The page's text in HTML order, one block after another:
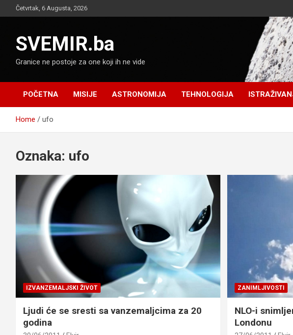
to
Četvrtak, 6 Augusta, 2026
SVEMIR.ba
Granice ne postoje za one koji ih ne vide
POČETNA MISIJE ASTRONOMIJA TEHNOLOGIJA
Home ufo
Oznaka: ufo
IZVANZEMALJSKI ŽIVOT
Ljudi će se sresti sa vanzemaljcima za 20
godina
ZANIMLJIVOSTI
NLO-i
Londonu